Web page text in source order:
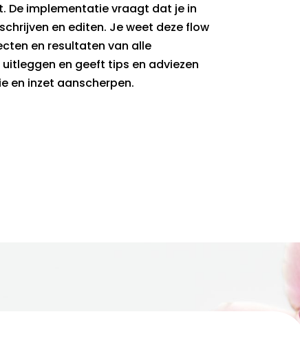
De implementatie vraagt dat je in
en editen. Je weet deze flow
en resultaten van alle
en geeft tips en adviezen
en inzet aanscherpen.